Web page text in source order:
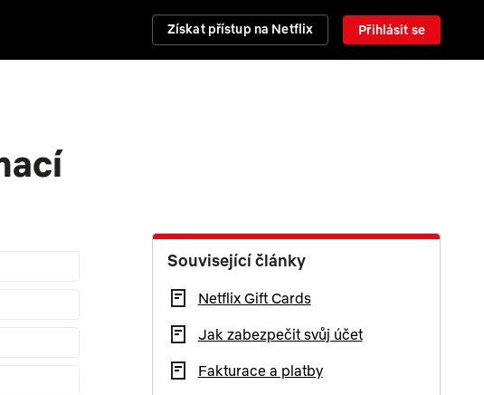
Získat přístup na Netflix Přihlásit se
Související články
Netflix Gift Cards
Jak zabezpečit svůj účet
Fakturace a platby